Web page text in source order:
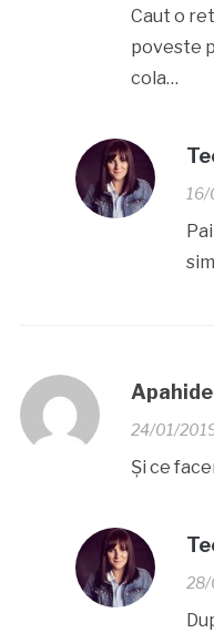
Caut o
poveste
cola…
24/01/
Și ce
28/